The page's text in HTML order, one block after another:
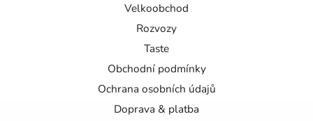
Velkoobchod
Rozvozy
Taste
Obchodní podmínky
Ochrana osobních údajů
Doprava & platba